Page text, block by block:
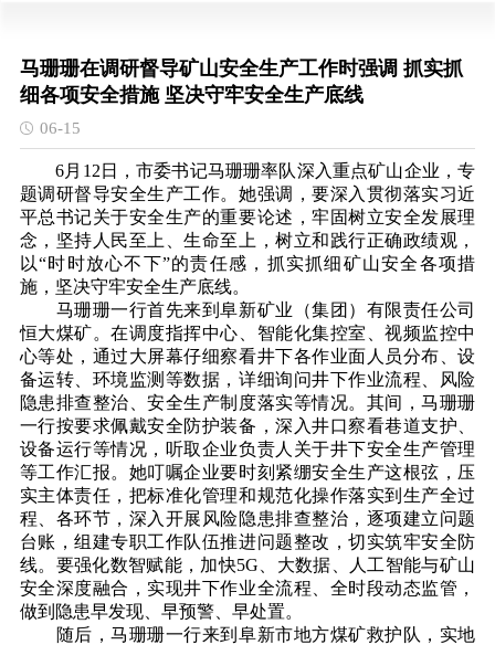
马珊珊在调研督导矿山安全生产工作时强调 抓实抓
细各项安全措施 坚决守牢安全生产底线
06-15
6月12日，市委书记马珊珊率队深入重点矿山企业，专
题调研督导安全生产工作。她强调，要深入贯彻落实习近
平总书记关于安全生产的重要论述，牢固树立安全发展理
念，坚持人民至上、生命至上，树立和践行正确政绩观，
以“时时放心不下”的责任感，抓实抓细矿山安全各项措
施，坚决守牢安全生产底线。
马珊珊一行首先来到阜新矿业（集团）有限责任公司
恒大煤矿。在调度指挥中心、智能化集控室、视频监控中
心等处，通过大屏幕仔细察看井下各作业面人员分布、设
备运转、环境监测等数据，详细询问井下作业流程、风险
隐患排查整治、安全生产制度落实等情况。其间，马珊珊
一行按要求佩戴安全防护装备，深入井口察看巷道支护、
设备运行等情况，听取企业负责人关于井下安全生产管理
等工作汇报。她叮嘱企业要时刻紧绷安全生产这根弦，压
实主体责任，把标准化管理和规范化操作落实到生产全过
程、各环节，深入开展风险隐患排查整治，逐项建立问题
台账，组建专职工作队伍推进问题整改，切实筑牢安全防
线。要强化数智赋能，加快5G、大数据、人工智能与矿山
安全深度融合，实现井下作业全流程、全时段动态监管，
做到隐患早发现、早预警、早处置。
随后，马珊珊一行来到阜新市地方煤矿救护队，实地